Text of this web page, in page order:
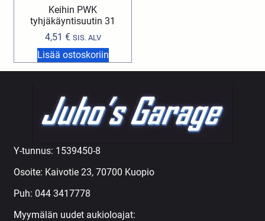
Keihin PWK
tyhjäkäyntisuutin 31
4,51 € SIS. ALV
Lisää ostoskoriin
Y-tunnus: 1539450-8
Osoite: Kaivotie 23, 70700 Kuopio
Puh: 044 3417778
Myymälän uudet aukioloajat: